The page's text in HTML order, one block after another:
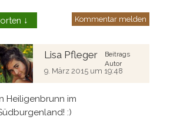
↓ Kommentar melden
Lisa Pfleger
Beitrags
Autor
9. März 2015 um 19:48
Heiligenbrunn im
:)